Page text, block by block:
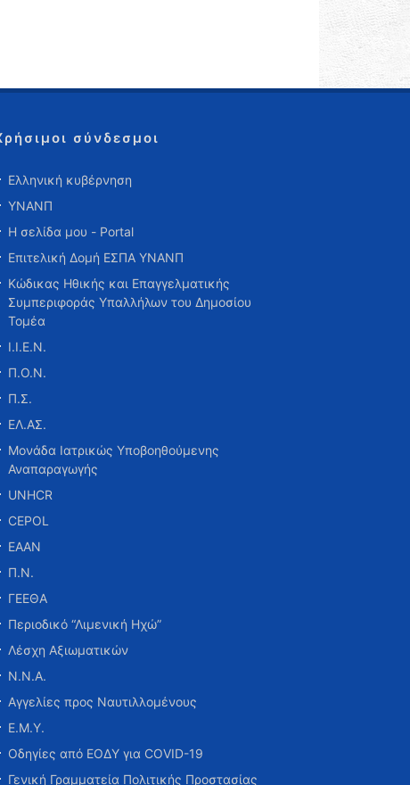
σύνδεσμοι
Ελληνική κυβέρνηση
ΥΝΑΝΠ
Η σελίδα μου - Portal
Επιτελική Δομή ΕΣΠΑ ΥΝΑΝΠ
Κώδικας Ηθικής και Επαγγελματικής
Συμπεριφοράς Υπαλλήλων του Δημοσίου
Τομέα
Ι.Ι.Ε.Ν.
Π.Ο.Ν.
Π.Σ.
ΕΛ.ΑΣ.
Μονάδα Ιατρικώς Υποβοηθούμενης
Αναπαραγωγής
UNHCR
CEPOL
ΕΑΑΝ
Π.Ν.
ΓΕΕΘΑ
Περιοδικό “Λιμενική Ηχώ”
Λέσχη Αξιωματικών
Ν.Ν.Α.
Αγγελίες προς Ναυτιλλομένους
Ε.Μ.Υ.
Οδηγίες από ΕΟΔΥ για COVID-19
Γενική Γραμματεία Πολιτικής Προστασίας